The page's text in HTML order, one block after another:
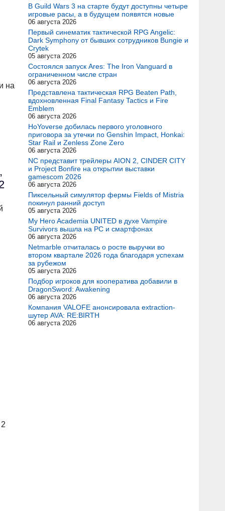
на
В Guild Wars 3 на старте будут доступны четыре
игровые расы, а в будущем появятся новые
06 августа 2026
Первый синематик тактической RPG Angelic:
Dark Symphony от бывших сотрудников Bungie и
Crytek
05 августа 2026
Состоялся запуск Ares: The Iron Vanguard в
ограниченном числе стран
06 августа 2026
Представлена тактическая RPG Beaten Path,
вдохновленная Final Fantasy Tactics и Fire
Emblem
06 августа 2026
HoYoverse добилась первого уголовного
приговора за утечки по Genshin Impact, Honkai:
Star Rail и Zenless Zone Zero
06 августа 2026
NC представит трейлеры AION 2, CINDER CITY
и Project Bonfire на открытии выставки
gamescom 2026
06 августа 2026
Пиксельный симулятор фермы Fields of Mistria
покинул ранний доступ
05 августа 2026
My Hero Academia UNITED в духе Vampire
Survivors вышла на PC и смартфонах
06 августа 2026
Netmarble отчиталась о росте выручки во
втором квартале 2026 года благодаря успехам
за рубежом
05 августа 2026
Подбор игроков для кооператива добавили в
DragonSword: Awakening
06 августа 2026
Компания VALOFE анонсировала extraction-
шутер AVA: RE:BIRTH
06 августа 2026